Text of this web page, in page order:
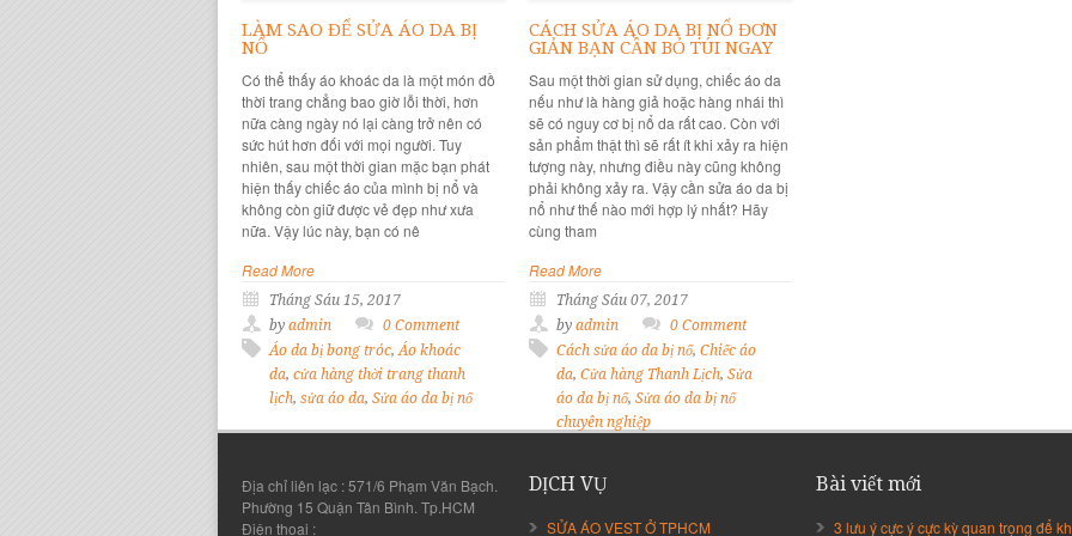
LÀM SAO ĐỂ SỬA ÁO DA BỊ
NỔ
Có thể thấy áo khoác da là một món đồ
thời trang chẳng bao giờ lỗi thời, hơn
nữa càng ngày nó lại càng trở nên có
sức hút hơn đối với mọi người. Tuy
nhiên, sau một thời gian mặc bạn phát
hiện thấy chiếc áo của mình bị nổ và
không còn giữ được vẻ đẹp như xưa
nữa. Vậy lúc này, bạn có nê
Read More
Tháng Sáu 15, 2017
by admin
0 Comment
Áo da bị bong tróc,Áo khoác
da, cửa hàng thời trang thanh
lịch, sửa áo da, Sửa áo da bị nổ
CÁCH SỬA ÁO DA BỊ NỔ ĐƠN
GIẢN BẠN CẦN BỎ TÚI NGAY
Sau một thời gian sử dụng, chiếc áo da
nếu như là hàng giả hoặc hàng nhái thì
sẽ có nguy cơ bị nổ da rất cao. Còn với
sản phẩm thật thì sẽ rất ít khi xảy ra hiện
tượng này, nhưng điều này cũng không
phải không xảy ra. Vậy cần sửa áo da bị
nổ như thế nào mới hợp lý nhất? Hãy
cùng tham
Read More
Tháng Sáu 07, 2017
by admin
0 Comment
Cách sửa áo da bị nổ, Chiếc áo
da, Cửa hàng Thanh Lịch, Sửa
áo da bị nổ, Sửa áo da bị nổ
chuyên nghiệp
Địa chỉ liên lạc : 571/6 Phạm Văn Bạch.
Phường 15 Quận Tân Bình. Tp.HCM
Điện thoại :
DỊCH VỤ
SỬA ÁO VEST Ở TPHCM
Bài viết mới
3 lưu ý cực ý cực kỳ quan trọng để